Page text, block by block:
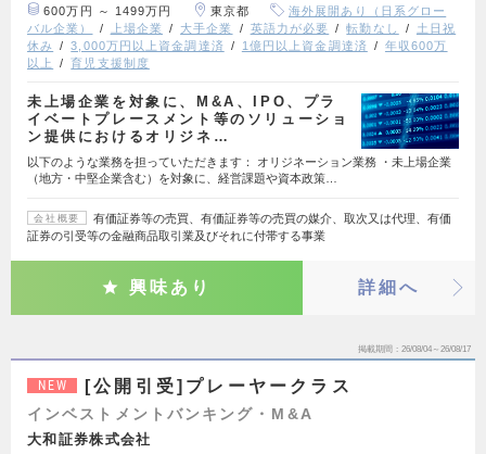
600万円 ～ 1499万円 東京都
海外展開あり（日系グロー
バル企業）
上場企業 大手企業 英語力が必要 転勤なし
土日祝
休み
3,000万円以上資金調達済 1億円以上資金調達済
年収600万
以上
育児支援制度
未上場企業を対象に、M&A、IPO、プラ
イベートプレースメント等のソリューショ
ン提供におけるオリジネ…
以下のような業務を担っていただきます： オリジネーション業務 ・未上場企業
（地方・中堅企業含む）を対象に、経営課題や資本政策…
会社概要
有価証券等の売買、有価証券等の売買の媒介、取次又は代理、有価
証券の引受等の金融商品取引業及びそれに付帯する事業
興味あり 詳細へ
掲載期間 26/08/04～26/08/17
NEW [公開引受]プレーヤークラス
インベストメントバンキング・M&A
大和証券株式会社